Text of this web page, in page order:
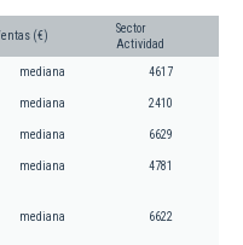
(€)
Sector
Actividad
mediana 4617
mediana 2410
mediana 6629
mediana 4781
mediana 6622